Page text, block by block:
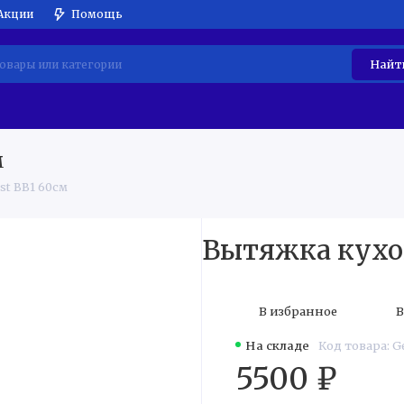
Помощь
BB1 60см
Вытяжка
На складе Код товара:
5500 ₽
В избранное